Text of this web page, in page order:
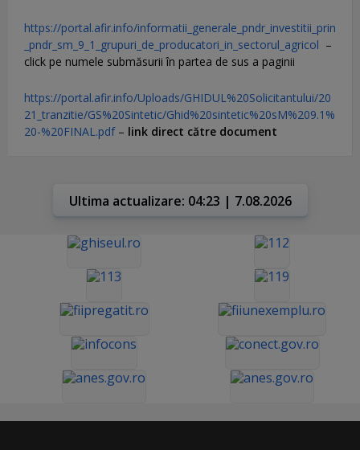
https://portal.afir.info/informatii_generale_pndr_investitii_prin
_pndr_sm_9_1_grupuri_de_producatori_in_sectorul_agricol –
click pe numele submăsurii în partea de sus a paginii
https://portal.afir.info/Uploads/GHIDUL%20Solicitantului/20
21_tranzitie/GS%20Sintetic/Ghid%20sintetic%20sM%209.1%
20-%20FINAL.pdf– link direct către document
Ultima actualizare: 04:23 | 7.08.2026